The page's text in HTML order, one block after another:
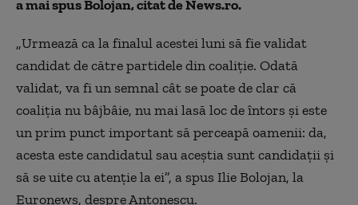
a mai spus Bolojan, citat de News.ro.
„Urmează ca la finalul acestei luni să fie validat
candidat de către partidele din coaliţie. Odată
validat, va fi un semnal cât se poate de clar că
coaliţia nu bâjbâie, nu mai lasă loc de întors şi este
un prim punct important să perceapă oamenii: da,
acesta este candidatul sau aceştia sunt candidaţii şi
să se uite cu atenţie la ei”, a spus Ilie Bolojan, la
Euronews, despre Antonescu.